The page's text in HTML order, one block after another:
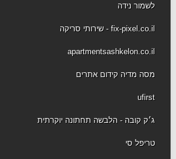
לשמור נידה
fix-pixel.co.il - שירותי סריקה
apartmentsashkelon.co.il
מסה מדיה קידום אתרים
ufirst
ג׳ק קובה - הלבשה תחתונה יוקרתית
טריפל סי